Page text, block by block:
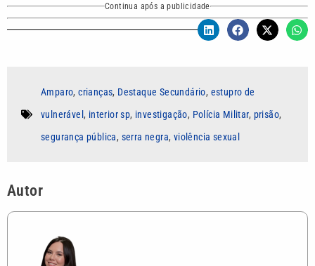
Continua após a publicidade
Amparo,crianças, Destaque Secundário, estupro de
vulnerável , interior sp, investigação, Polícia Militar, prisão,
segurança pública, serra negra, violência sexual
Autor